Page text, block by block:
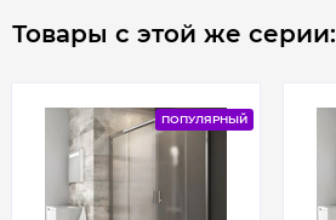
Товары с этой же серии:
ПОПУЛЯРНЫЙ